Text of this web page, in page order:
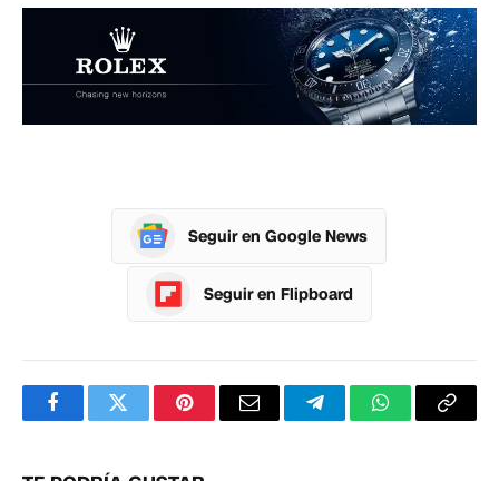
Seguir en Google News
Seguir en Flipboard
FacebookTwitterPinterestCorreoTelegramWhatsApp